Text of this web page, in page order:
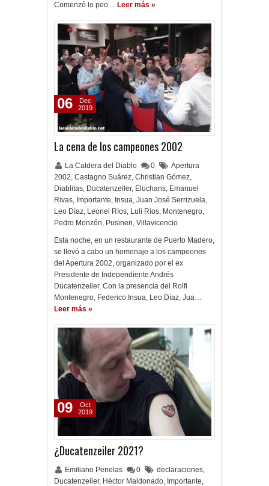
Comenzó lo peo… Leer más »
La cena de los campeones 2002
La Caldera del Diablo 0
Apertura
2002, Castagno Suárez, Christian Gómez,
Diablitas, Ducatenzeiler, Eluchans, Emanuel
Rivas, Importante, Insua, Juan José Serrizuela,
Leo Díaz, Leonel Ríos, Luli Ríos, Montenegro,
Pedro Monzón, Pusineri, Villavicencio
Esta noche, en un restaurante de Puerto Madero,
se llevó a cabo un homenaje a los campeones
del Apertura 2002, organizado por el ex
Presidente de Independiente Andrés
Ducatenzeiler. Con la presencia del Rolfi
Montenegro, Federico Insua, Leo Díaz, Jua…
Leer más »
06
Dec
2019
¿Ducatenzeiler 2021?
Emiliano Penelas 0 declaraciones,
Ducatenzeiler, Héctor Maldonado, Importante,
09
Oct
2019